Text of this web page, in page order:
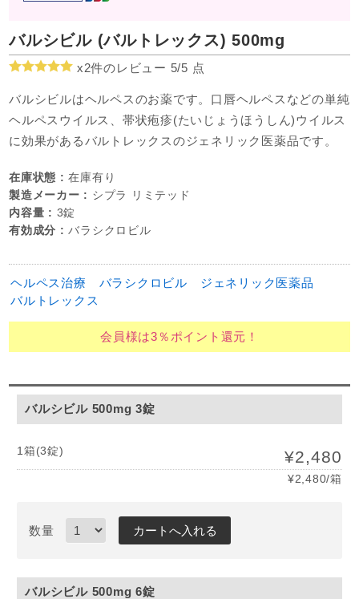
バルシビル (バルトレックス) 500mg
x2件のレビュー 5/5 点
バルシビルはヘルペスのお薬です。口唇ヘルペスなどの単純
ヘルペスウイルス、帯状疱疹(たいじょうほうしん)ウイルス
に効果があるバルトレックスのジェネリック医薬品です。
在庫状態 :在庫有り
製造メーカー : シプラ リミテッド
内容量 : 3錠
有効成分 :バラシクロビル
ヘルペス治療 バラシクロビル
ジェネリック医薬品
バルトレックス
会員様は3％ポイント還元！
バルシビル 500mg 3錠
1箱(3錠) ¥2,480
¥2,480/箱
数量
バルシビル 500mg 6錠